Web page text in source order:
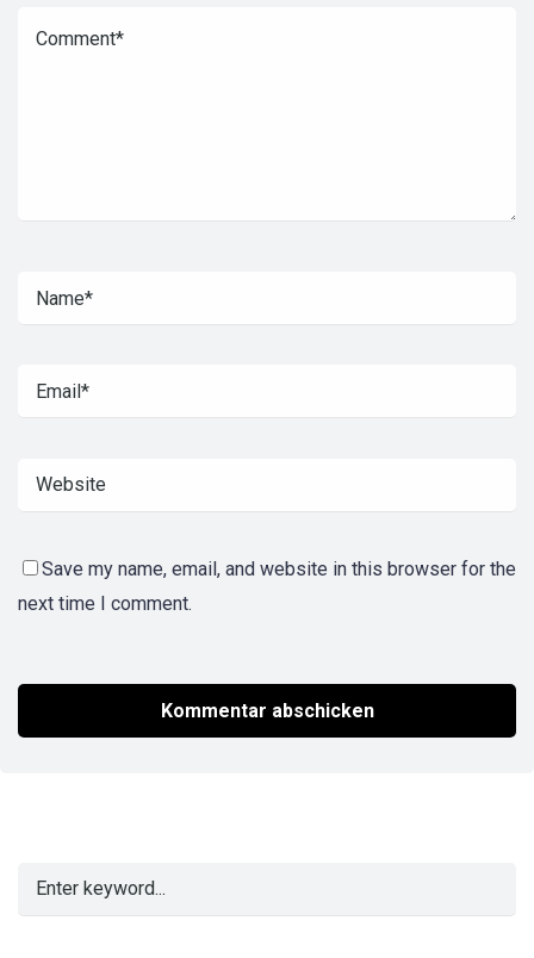
Save my name, email, and website in this browser for the
next time I comment.